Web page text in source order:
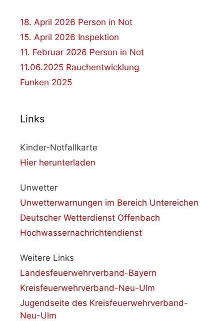
18. April 2026 Person in Not
15. April 2026 Inspektion
11. Februar 2026 Person in Not
11.06.2025 Rauchentwicklung
Funken 2025
Links
Kinder-Notfallkarte
Hier herunterladen
Unwetter
Unwetterwarnungen im Bereich Untereichen
Deutscher Wetterdienst Offenbach
Hochwassernachrichtendienst
Weitere Links
Landesfeuerwehrverband-Bayern
Kreisfeuerwehrverband-Neu-Ulm
Jugendseite des Kreisfeuerwehrverband-
Neu-Ulm